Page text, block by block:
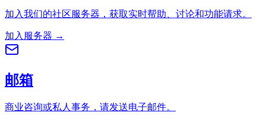
加入我们的社区服务器，获取实时帮助、讨论和功能请求。
加入服务器 →
邮箱
商业咨询或私人事务，请发送电子邮件。